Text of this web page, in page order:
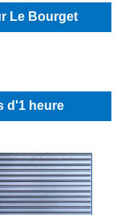
Le Bourget
d'1 heure